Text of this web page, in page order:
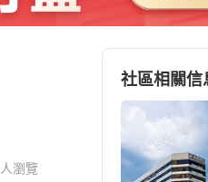
人瀏覽
社區相關信